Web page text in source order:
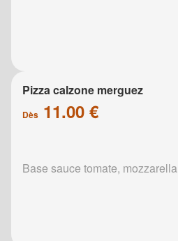
Pizza calzone merguez
Dès 11.00 €
Base sauce tomate,